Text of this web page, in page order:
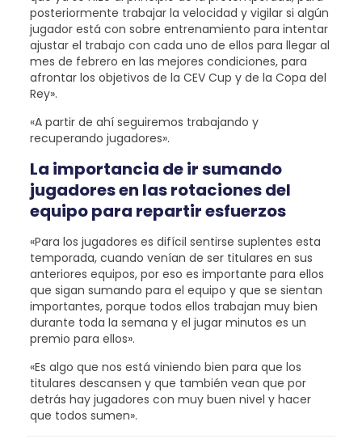
posteriormente trabajar la velocidad y vigilar si algún
jugador está con sobre entrenamiento para intentar
ajustar el trabajo con cada uno de ellos para llegar al
mes de febrero en las mejores condiciones, para
afrontar los objetivos de la CEV Cup y de la Copa del
Rey».
«A partir de ahí seguiremos trabajando y
recuperando jugadores».
La importancia de ir sumando
jugadores en las rotaciones del
equipo para repartir esfuerzos
«Para los jugadores es difícil sentirse suplentes esta
temporada, cuando venían de ser titulares en sus
anteriores equipos, por eso es importante para ellos
que sigan sumando para el equipo y que se sientan
importantes, porque todos ellos trabajan muy bien
durante toda la semana y el jugar minutos es un
premio para ellos».
«Es algo que nos está viniendo bien para que los
titulares descansen y que también vean que por
detrás hay jugadores con muy buen nivel y hacer
que todos sumen».